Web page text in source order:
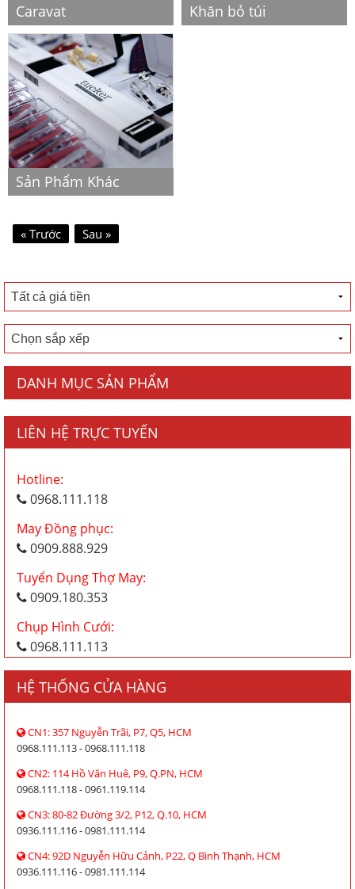
Caravat Khăn bỏ túi
Sản Phẩm Khác
« Trước Sau »
DANH MỤC SẢN PHẨM
LIÊN HỆ TRỰC TUYẾN
Hotline:
0968.111.118
May Đồng phục:
0909.888.929
Tuyển Dụng Thợ May:
0909.180.353
Chụp Hình Cưới:
0968.111.113
HỆ THỐNG CỬA HÀNG
CN1: 357 Nguyễn Trãi, P7, Q5, HCM
0968.111.113 - 0968.111.118
CN2: 114 Hồ Văn Huê, P9, Q.PN, HCM
0968.111.118 - 0961.119.114
CN3: 80-82 Đường 3/2, P12, Q.10, HCM
0936.111.116 - 0981.111.114
CN4: 92D Nguyễn Hữu Cảnh, P22, Q Bình Thạnh, HCM
0936.111.116 - 0981.111.114